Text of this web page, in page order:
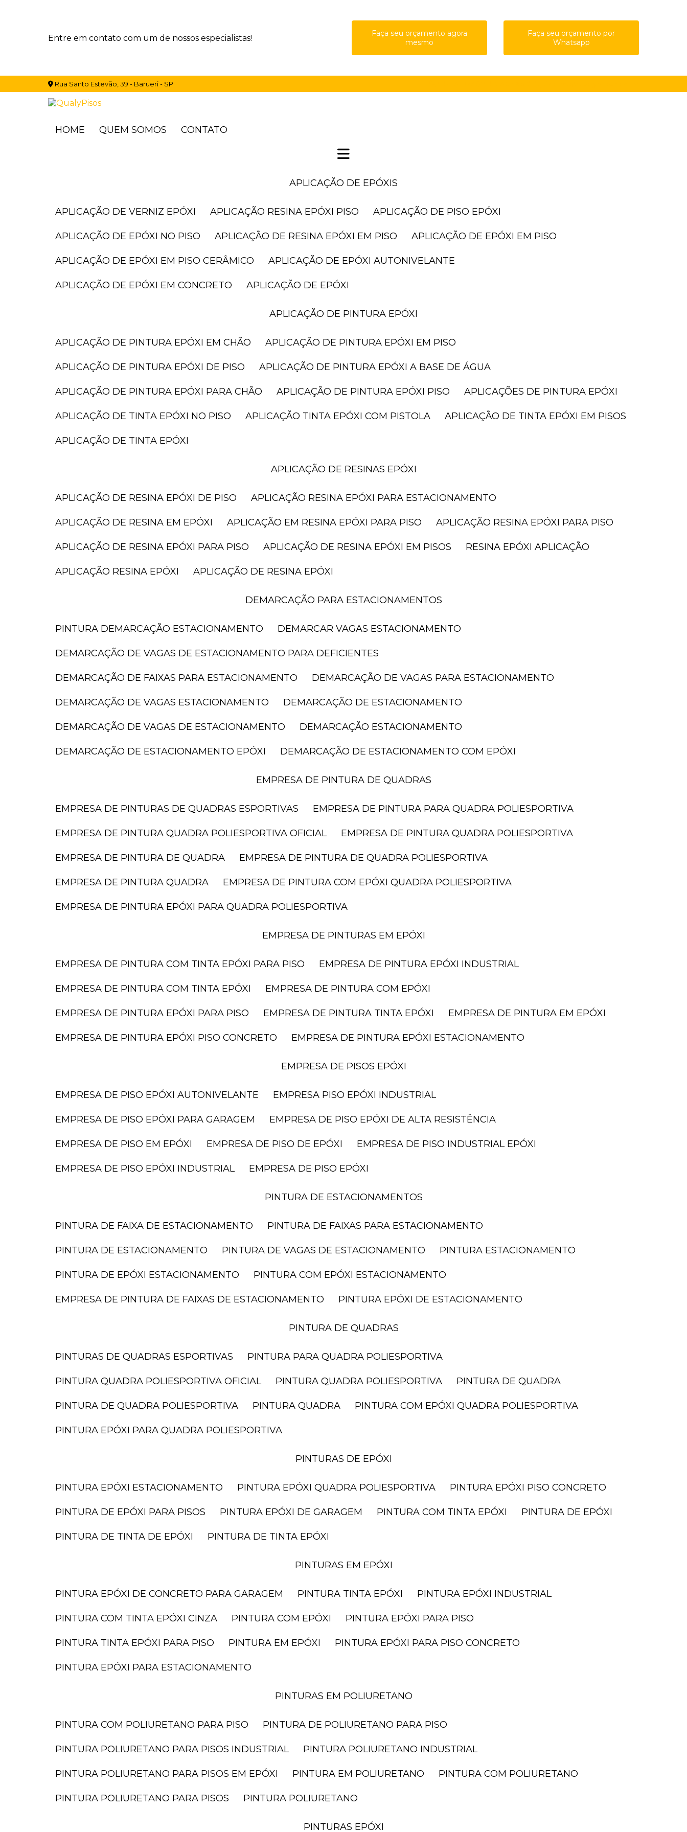
Entre em contato com um de nossos especialistas!
Faça seu orçamento agora
mesmo
Faça seu orçamento por
Whatsapp
Rua Santo Estevão, 39 - Barueri - SP
HOME QUEM SOMOS CONTATO
APLICAÇÃO DE EPÓXIS
APLICAÇÃO DE VERNIZ EPÓXI APLICAÇÃO RESINA EPÓXI PISO APLICAÇÃO DE PISO EPÓXI
APLICAÇÃO DE EPÓXI NO PISO APLICAÇÃO DE RESINA EPÓXI EM PISO APLICAÇÃO DE EPÓXI EM PISO
APLICAÇÃO DE EPÓXI EM PISO CERÂMICO APLICAÇÃO DE EPÓXI AUTONIVELANTE
APLICAÇÃO DE EPÓXI EM CONCRETO APLICAÇÃO DE EPÓXI
APLICAÇÃO DE PINTURA EPÓXI
APLICAÇÃO DE PINTURA EPÓXI EM CHÃO APLICAÇÃO DE PINTURA EPÓXI EM PISO
APLICAÇÃO DE PINTURA EPÓXI DE PISO APLICAÇÃO DE PINTURA EPÓXI A BASE DE ÁGUA
APLICAÇÃO DE PINTURA EPÓXI PARA CHÃO APLICAÇÃO DE PINTURA EPÓXI PISO APLICAÇÕES DE PINTURA EPÓXI
APLICAÇÃO DE TINTA EPÓXI NO PISO APLICAÇÃO TINTA EPÓXI COM PISTOLA APLICAÇÃO DE TINTA EPÓXI EM PISOS
APLICAÇÃO DE TINTA EPÓXI
APLICAÇÃO DE RESINAS EPÓXI
APLICAÇÃO DE RESINA EPÓXI DE PISO APLICAÇÃO RESINA EPÓXI PARA ESTACIONAMENTO
APLICAÇÃO DE RESINA EM EPÓXI APLICAÇÃO EM RESINA EPÓXI PARA PISO APLICAÇÃO RESINA EPÓXI PARA PISO
APLICAÇÃO DE RESINA EPÓXI PARA PISO APLICAÇÃO DE RESINA EPÓXI EM PISOS RESINA EPÓXI APLICAÇÃO
APLICAÇÃO RESINA EPÓXI APLICAÇÃO DE RESINA EPÓXI
DEMARCAÇÃO PARA ESTACIONAMENTOS
PINTURA DEMARCAÇÃO ESTACIONAMENTO DEMARCAR VAGAS ESTACIONAMENTO
DEMARCAÇÃO DE VAGAS DE ESTACIONAMENTO PARA DEFICIENTES
DEMARCAÇÃO DE FAIXAS PARA ESTACIONAMENTO DEMARCAÇÃO DE VAGAS PARA ESTACIONAMENTO
DEMARCAÇÃO DE VAGAS ESTACIONAMENTO DEMARCAÇÃO DE ESTACIONAMENTO
DEMARCAÇÃO DE VAGAS DE ESTACIONAMENTO DEMARCAÇÃO ESTACIONAMENTO
DEMARCAÇÃO DE ESTACIONAMENTO EPÓXI DEMARCAÇÃO DE ESTACIONAMENTO COM EPÓXI
EMPRESA DE PINTURA DE QUADRAS
EMPRESA DE PINTURAS DE QUADRAS ESPORTIVAS EMPRESA DE PINTURA PARA QUADRA POLIESPORTIVA
EMPRESA DE PINTURA QUADRA POLIESPORTIVA OFICIAL EMPRESA DE PINTURA QUADRA POLIESPORTIVA
EMPRESA DE PINTURA DE QUADRA EMPRESA DE PINTURA DE QUADRA POLIESPORTIVA
EMPRESA DE PINTURA QUADRA EMPRESA DE PINTURA COM EPÓXI QUADRA POLIESPORTIVA
EMPRESA DE PINTURA EPÓXI PARA QUADRA POLIESPORTIVA
EMPRESA DE PINTURAS EM EPÓXI
EMPRESA DE PINTURA COM TINTA EPÓXI PARA PISO EMPRESA DE PINTURA EPÓXI INDUSTRIAL
EMPRESA DE PINTURA COM TINTA EPÓXI EMPRESA DE PINTURA COM EPÓXI
EMPRESA DE PINTURA EPÓXI PARA PISO EMPRESA DE PINTURA TINTA EPÓXI EMPRESA DE PINTURA EM EPÓXI
EMPRESA DE PINTURA EPÓXI PISO CONCRETO EMPRESA DE PINTURA EPÓXI ESTACIONAMENTO
EMPRESA DE PISOS EPÓXI
EMPRESA DE PISO EPÓXI AUTONIVELANTE EMPRESA PISO EPÓXI INDUSTRIAL
EMPRESA DE PISO EPÓXI PARA GARAGEM EMPRESA DE PISO EPÓXI DE ALTA RESISTÊNCIA
EMPRESA DE PISO EM EPÓXI EMPRESA DE PISO DE EPÓXI EMPRESA DE PISO INDUSTRIAL EPÓXI
EMPRESA DE PISO EPÓXI INDUSTRIAL EMPRESA DE PISO EPÓXI
PINTURA DE ESTACIONAMENTOS
PINTURA DE FAIXA DE ESTACIONAMENTO PINTURA DE FAIXAS PARA ESTACIONAMENTO
PINTURA DE ESTACIONAMENTO PINTURA DE VAGAS DE ESTACIONAMENTO PINTURA ESTACIONAMENTO
PINTURA DE EPÓXI ESTACIONAMENTO PINTURA COM EPÓXI ESTACIONAMENTO
EMPRESA DE PINTURA DE FAIXAS DE ESTACIONAMENTO PINTURA EPÓXI DE ESTACIONAMENTO
PINTURA DE QUADRAS
PINTURAS DE QUADRAS ESPORTIVAS PINTURA PARA QUADRA POLIESPORTIVA
PINTURA QUADRA POLIESPORTIVA OFICIAL PINTURA QUADRA POLIESPORTIVA PINTURA DE QUADRA
PINTURA DE QUADRA POLIESPORTIVA PINTURA QUADRA PINTURA COM EPÓXI QUADRA POLIESPORTIVA
PINTURA EPÓXI PARA QUADRA POLIESPORTIVA
PINTURAS DE EPÓXI
PINTURA EPÓXI ESTACIONAMENTO PINTURA EPÓXI QUADRA POLIESPORTIVA PINTURA EPÓXI PISO CONCRETO
PINTURA DE EPÓXI PARA PISOS PINTURA EPÓXI DE GARAGEM PINTURA COM TINTA EPÓXI PINTURA DE EPÓXI
PINTURA DE TINTA DE EPÓXI PINTURA DE TINTA EPÓXI
PINTURAS EM EPÓXI
PINTURA EPÓXI DE CONCRETO PARA GARAGEM PINTURA TINTA EPÓXI PINTURA EPÓXI INDUSTRIAL
PINTURA COM TINTA EPÓXI CINZA PINTURA COM EPÓXI PINTURA EPÓXI PARA PISO
PINTURA TINTA EPÓXI PARA PISO PINTURA EM EPÓXI PINTURA EPÓXI PARA PISO CONCRETO
PINTURA EPÓXI PARA ESTACIONAMENTO
PINTURAS EM POLIURETANO
PINTURA COM POLIURETANO PARA PISO PINTURA DE POLIURETANO PARA PISO
PINTURA POLIURETANO PARA PISOS INDUSTRIAL PINTURA POLIURETANO INDUSTRIAL
PINTURA POLIURETANO PARA PISOS EM EPÓXI PINTURA EM POLIURETANO PINTURA COM POLIURETANO
PINTURA POLIURETANO PARA PISOS PINTURA POLIURETANO
PINTURAS EPÓXI